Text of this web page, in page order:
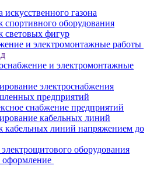
искусственного газона
оборудования
световых фигур
и электромонтажные работы
и электромонтажные
электроснабжения
предприятий
снабжение предприятий
кабельных линий
кабельных линий напряжением до
оборудования
оформление